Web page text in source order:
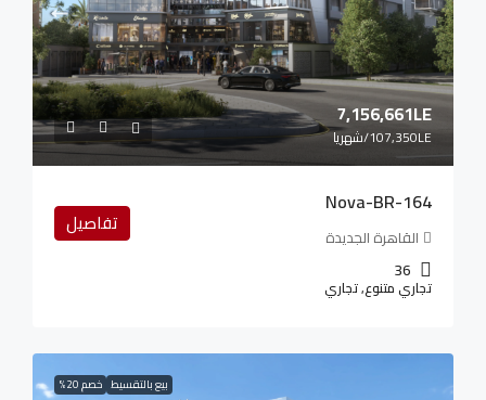
7,156,661LE
107,350LE/شهريا
Nova-BR-164
القاهرة الجديدة
36
تجاري متنوع, تجاري
تفاصيل
بيع بالتقسيط خصم 20%